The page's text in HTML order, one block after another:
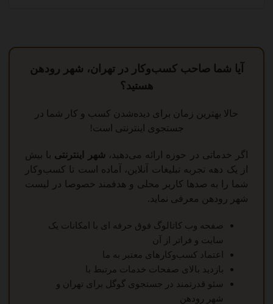
آیا شما صاحب کسب‌وکار در تهران، شهر رودهن
هستید؟
حالا بهترین زمان برای دیده‌شدن کسب و کار شما در
جستجوی اینترنتی است!
اگر خدماتی در حوزه ارائه می‌دهید، شهر اینترنتی با بیش
از یک دهه تجربه تبلیغات آنلاین، آماده است تا کسب‌وکار
شما را به صدها کاربر محلی و هدفمند خصوصا در لیست
شهر رودهن معرفی نماید.
صفحه وب کاتالوگ فوق حرفه ای با امکانات یک
سایت و فراتر از آن
اعتماد کسب‌وکارهای معتبر به ما
بازدید بالای صفحات خدمات مرتبط با
سئو قدرتمند در جستجوی گوگل برای تهران و
شهر رودهن